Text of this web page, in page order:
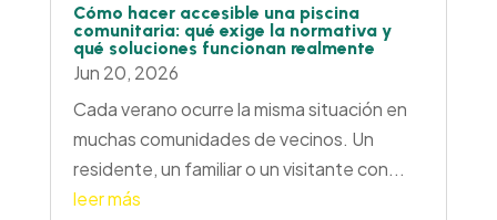
Cómo hacer accesible una piscina
comunitaria: qué exige la normativa y
qué soluciones funcionan realmente
Jun 20, 2026
Cada verano ocurre la misma situación en
muchas comunidades de vecinos. Un
residente, un familiar o un visitante con...
leer más